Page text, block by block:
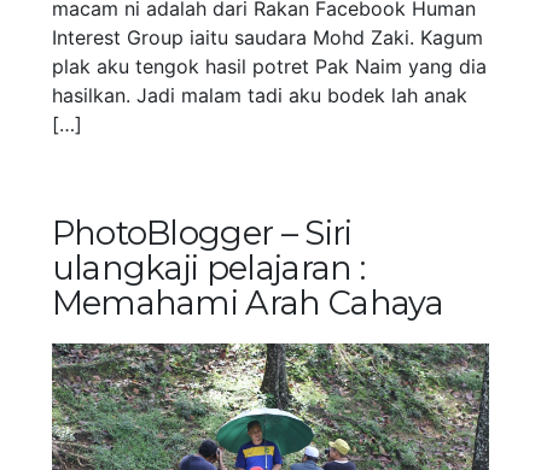
macam ni adalah dari Rakan Facebook Human
Interest Group iaitu saudara Mohd Zaki. Kagum
plak aku tengok hasil potret Pak Naim yang dia
hasilkan. Jadi malam tadi aku bodek lah anak
[…]
PhotoBlogger – Siri
ulangkaji pelajaran :
Memahami Arah Cahaya